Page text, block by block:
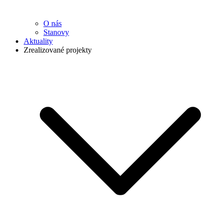
O nás
Stanovy
Aktuality
Zrealizované projekty